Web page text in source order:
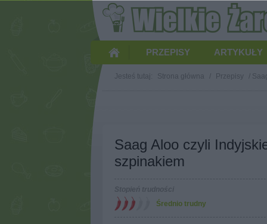
PRZEPISY ARTYKUŁY
Jesteś tutaj: Strona główna / Przepisy /
Saag Aloo czyli
szpinakiem
Średnio trudny